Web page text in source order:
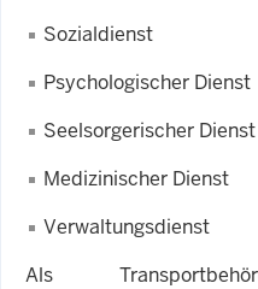
Sozialdienst
Psychologischer Dienst
Seelsorgerischer Dienst
Medizinischer Dienst
Verwaltungsdienst
Als